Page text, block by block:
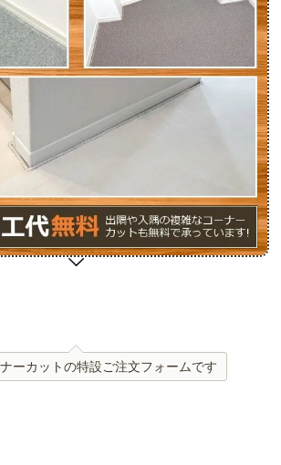
ーカットの特設ご注文フォームです